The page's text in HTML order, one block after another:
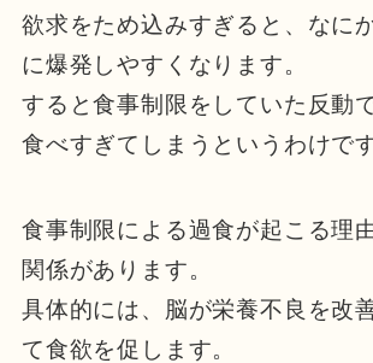
欲求をため込みすぎると、なに
に爆発しやすくなります。
すると食事制限をしていた反動
食べすぎてしまうというわけです
食事制限による過食が起こる理
関係があります。
具体的には、脳が栄養不良を改
て食欲を促します。